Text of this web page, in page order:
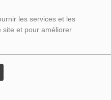
les services et les
site et pour améliorer
AVEZ